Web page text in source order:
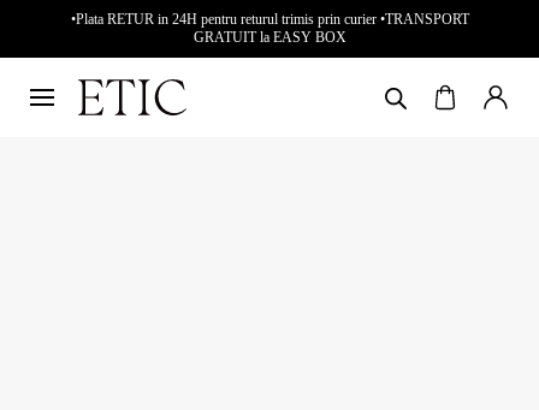
•Plata RETUR in 24H pentru returul trimis prin curier •TRANSPORT
GRATUIT la EASY BOX